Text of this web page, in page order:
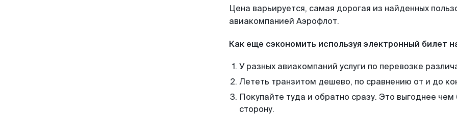
Цена варьируется, самая дорогая из найденных
авиакомпанией Аэрофлот.
Как еще сэкономить используя электронный билет
У разных авиакомпаний услуги по перевозке
Лететь транзитом дешево, по сравнению от и до
Покупайте туда и обратно сразу. Это выгоднее
сторону.